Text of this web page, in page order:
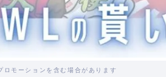
ロモーションを含む場合があります